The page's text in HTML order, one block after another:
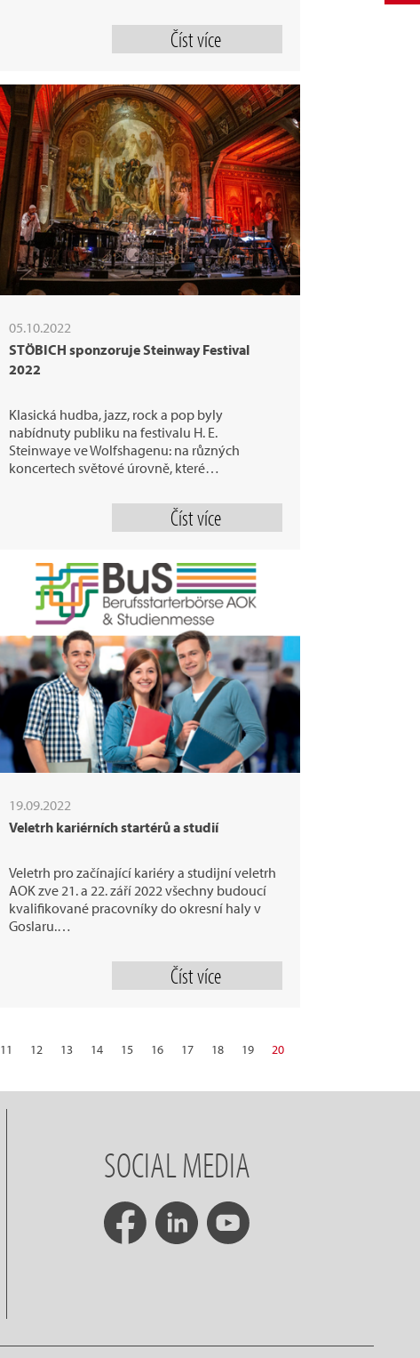
Číst více
05.10.2022
STÖBICH sponzoruje Steinway Festival
2022
Klasická hudba, jazz, rock a pop byly
nabídnuty publiku na festivalu H. E.
Steinwaye ve Wolfshagenu: na různých
koncertech světové úrovně, které…
Číst více
19.09.2022
Veletrh kariérních startérů a studií
Veletrh pro začínající kariéry a studijní veletrh
AOK zve 21. a 22. září 2022 všechny budoucí
kvalifikované pracovníky do okresní haly v
Goslaru.…
Číst více
11 12 13 14 15 16 17 18 19
20
SOCIAL MEDIA